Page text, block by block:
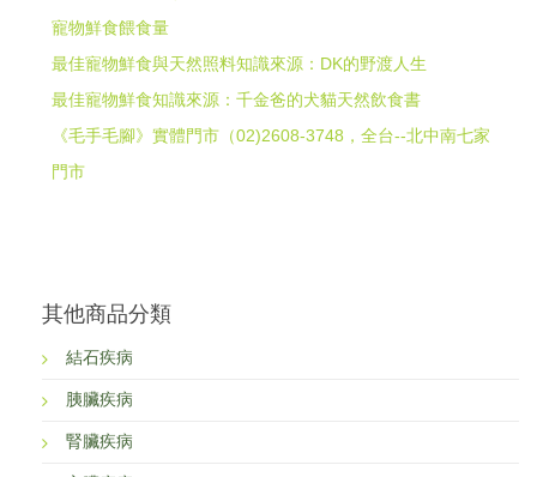
寵物鮮食餵食量
最佳寵物鮮食與天然照料知識來源：DK的野渡人生
最佳寵物鮮食知識來源：千金爸的犬貓天然飲食書
《毛手毛腳》實體門市（02)2608-3748，全台--北中南七家
門市
其他商品分類
結石疾病
胰臟疾病
腎臟疾病